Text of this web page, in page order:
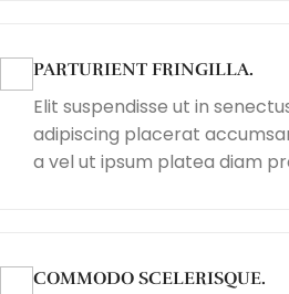
PARTURIENT FRINGILLA.
Elit suspendisse ut in
adipiscing placerat
a vel ut ipsum platea diam
COMMODO SCELERISQUE.